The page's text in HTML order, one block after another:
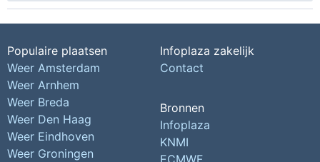
Populaire plaatsen
Weer Amsterdam
Weer Arnhem
Weer Breda
Weer Den Haag
Weer Eindhoven
Weer Groningen
Infoplaza zakelijk
Contact
Bronnen
Infoplaza
KNMI